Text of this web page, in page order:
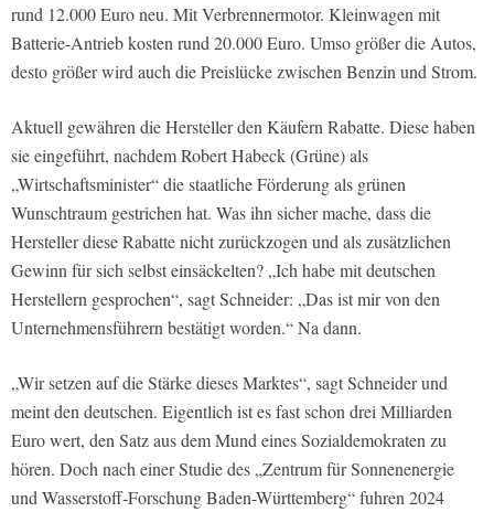
rund 12.000 Euro neu. Mit Verbrennermotor. Kleinwagen mit
Batterie-Antrieb kosten rund 20.000 Euro. Umso größer die Autos,
desto größer wird auch die Preislücke zwischen Benzin und Strom.
Aktuell gewähren die Hersteller den Käufern Rabatte. Diese haben
sie eingeführt, nachdem Robert Habeck (Grüne) als
„Wirtschaftsminister“ die staatliche Förderung als grünen
Wunschtraum gestrichen hat. Was ihn sicher mache, dass die
Hersteller diese Rabatte nicht zurückzogen und als zusätzlichen
Gewinn für sich selbst einsäckelten? „Ich habe mit deutschen
Herstellern gesprochen“, sagt Schneider: „Das ist mir von den
Unternehmensführern bestätigt worden.“ Na dann.
„Wir setzen auf die Stärke dieses Marktes“, sagt Schneider und
meint den deutschen. Eigentlich ist es fast schon drei Milliarden
Euro wert, den Satz aus dem Mund eines Sozialdemokraten zu
hören. Doch nach einer Studie des „Zentrum für Sonnenenergie
und Wasserstoff-Forschung Baden-Württemberg“ fuhren 2024